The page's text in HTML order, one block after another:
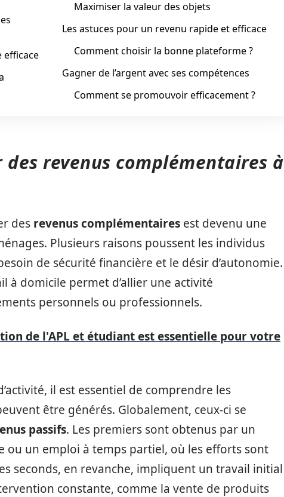
efficace
Maximiser la valeur des objets
Les astuces pour un revenu rapide et efficace
Comment choisir la bonne plateforme ?
Gagner de l’argent avec ses compétences
Comment se promouvoir efficacement ?
revenus complémentaires à
des revenus complémentaires est devenu une
Plusieurs raisons poussent les individus
de sécurité financière et le désir d’autonomie.
à domicile permet d’allier une activité
personnels ou professionnels.
de l'APL et étudiant est essentielle pour votre
il est essentiel de comprendre les
être générés. Globalement, ceux-ci se
passifs. Les premiers sont obtenus par un
ou un emploi à temps partiel, où les efforts sont
seconds, en revanche, impliquent un travail initial
constante, comme la vente de produits